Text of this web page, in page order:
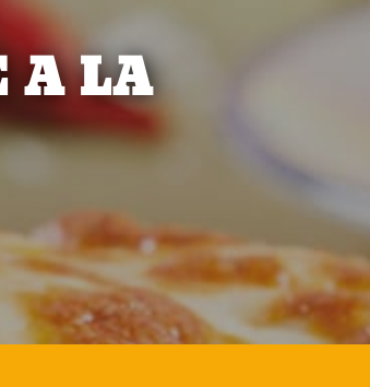
A LA